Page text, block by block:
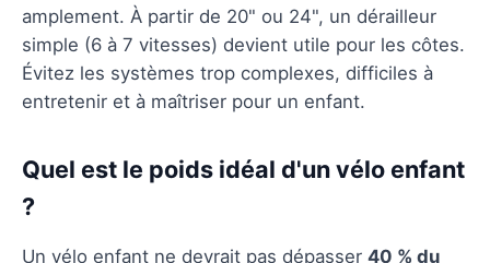
amplement. À partir de 20" ou 24", un dérailleur
simple (6 à 7 vitesses) devient utile pour les côtes.
Évitez les systèmes trop complexes, difficiles à
entretenir et à maîtriser pour un enfant.
Quel est le poids idéal d'un vélo enfant
?
Un vélo enfant ne devrait pas dépasser 40 % du